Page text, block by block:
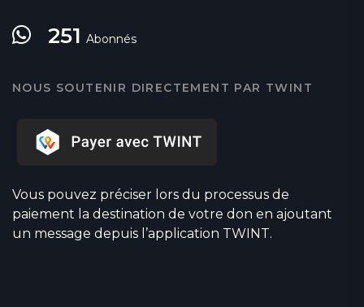
251 Abonnés
NOUS SOUTENIR DIRECTEMENT PAR TWINT
Vous pouvez préciser lors du processus de
paiement la destination de votre don en ajoutant
un message depuis l’application TWINT.